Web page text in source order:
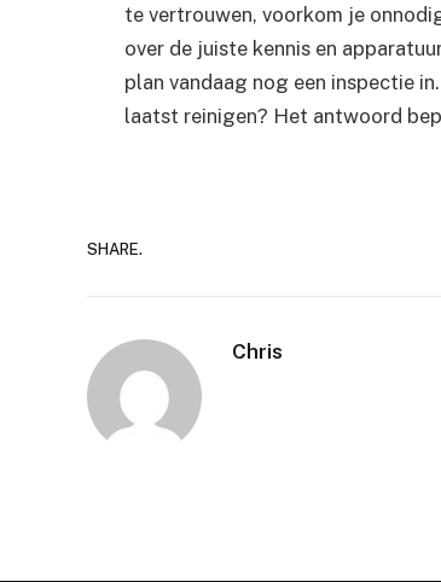
te vertrouwen, voorkom je
over de juiste kennis en
plan vandaag nog een inspectie
laatst reinigen? Het antwoord
SHARE.
Chris